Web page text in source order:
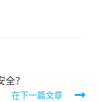
？
在下一篇文章